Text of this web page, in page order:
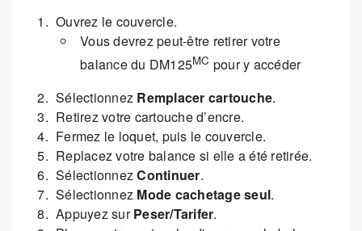
Ouvrez le couvercle.
Vous devrez peut-être retirer votre
balance du DM125MC pour y accéder
Sélectionnez Remplacer cartouche.
Retirez votre cartouche d’encre.
Fermez le loquet, puis le couvercle.
Replacez votre balance si elle a été retirée.
SélectionnezContinuer.
Sélectionnez Mode cachetage seul.
Appuyez surPeser/Tarifer.